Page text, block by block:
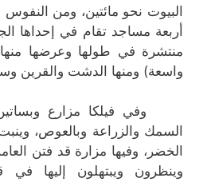
البيوت نحو مائتين، ومن النفوس
أربعة مساجد تقام في إحداها
منتشرة في طولها وعرضها منها
واسعة) ومنها الدشت والقرين
وفي فيلكا مزارع
السمك والزراعة وبالعوص،
الخضر، وفيها مزارة قد فتن
وينظرون ويبتهلون إليها في